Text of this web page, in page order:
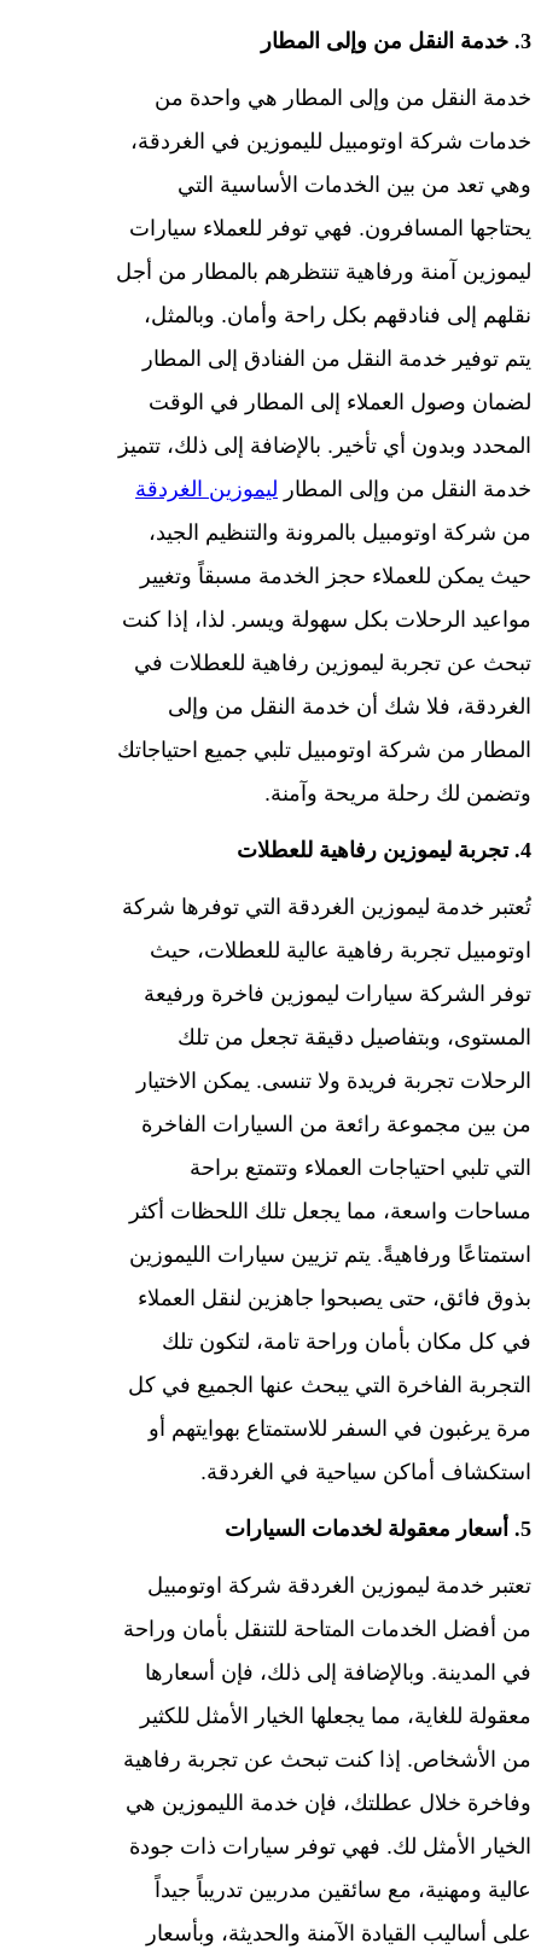
3. خدمة النقل من وإلى المطار
خدمة النقل من وإلى المطار هي واحدة من
خدمات شركة اوتومبيل لليموزين في الغردقة،
وهي تعد من بين الخدمات الأساسية التي
يحتاجها المسافرون. فهي توفر للعملاء سيارات
ليموزين آمنة ورفاهية تنتظرهم بالمطار من أجل
نقلهم إلى فنادقهم بكل راحة وأمان. وبالمثل،
يتم توفير خدمة النقل من الفنادق إلى المطار
لضمان وصول العملاء إلى المطار في الوقت
المحدد وبدون أي تأخير. بالإضافة إلى ذلك، تتميز
خدمة النقل من وإلى المطار ليموزين الغردقة
من شركة اوتومبيل بالمرونة والتنظيم الجيد،
حيث يمكن للعملاء حجز الخدمة مسبقاً وتغيير
مواعيد الرحلات بكل سهولة ويسر. لذا، إذا كنت
تبحث عن تجربة ليموزين رفاهية للعطلات في
الغردقة، فلا شك أن خدمة النقل من وإلى
المطار من شركة اوتومبيل تلبي جميع احتياجاتك
وتضمن لك رحلة مريحة وآمنة.
4. تجربة ليموزين رفاهية للعطلات
تُعتبر خدمة ليموزين الغردقة التي توفرها شركة
اوتومبيل تجربة رفاهية عالية للعطلات، حيث
توفر الشركة سيارات ليموزين فاخرة ورفيعة
المستوى، وبتفاصيل دقيقة تجعل من تلك
الرحلات تجربة فريدة ولا تنسى. يمكن الاختيار
من بين مجموعة رائعة من السيارات الفاخرة
التي تلبي احتياجات العملاء وتتمتع براحة
مساحات واسعة، مما يجعل تلك اللحظات أكثر
استمتاعًا ورفاهيةً. يتم تزيين سيارات الليموزين
بذوق فائق، حتى يصبحوا جاهزين لنقل العملاء
في كل مكان بأمان وراحة تامة، لتكون تلك
التجربة الفاخرة التي يبحث عنها الجميع في كل
مرة يرغبون في السفر للاستمتاع بهوايتهم أو
استكشاف أماكن سياحية في الغردقة.
5. أسعار معقولة لخدمات السيارات
تعتبر خدمة ليموزين الغردقة شركة اوتومبيل
من أفضل الخدمات المتاحة للتنقل بأمان وراحة
في المدينة. وبالإضافة إلى ذلك، فإن أسعارها
معقولة للغاية، مما يجعلها الخيار الأمثل للكثير
من الأشخاص. إذا كنت تبحث عن تجربة رفاهية
وفاخرة خلال عطلتك، فإن خدمة الليموزين هي
الخيار الأمثل لك. فهي توفر سيارات ذات جودة
عالية ومهنية، مع سائقين مدربين تدريباً جيداً
على أساليب القيادة الآمنة والحديثة، وبأسعار